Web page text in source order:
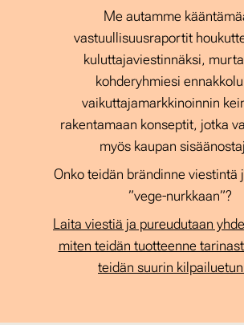
Me autamme
vastuullisuusraportit
kuluttajaviestinnäksi,
kohderyhmiesi
vaikuttajamarkkinoinnin
rakentamaan konseptit, jotka
myös kaupan
Onko teidän brändinne viestintä
”vege-nurkkaan”?
Laita viestiä ja pureudutaan
miten teidän tuotteenne
teidän suurin